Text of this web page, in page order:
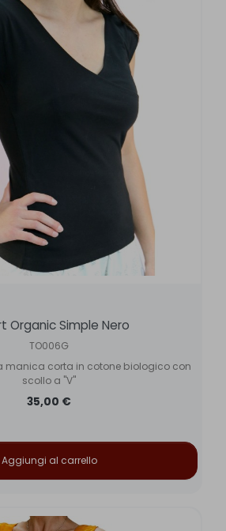
Organic Simple Nero
TO006G
manica corta in cotone biologico con
scollo a "V"
35,00 €
Aggiungi al carrello